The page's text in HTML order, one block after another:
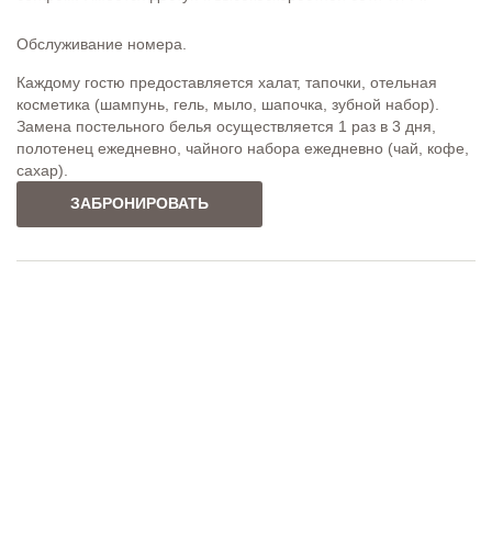
Обслуживание номера.
Каждому гостю предоставляется халат, тапочки, отельная
косметика (шампунь, гель, мыло, шапочка, зубной набор).
Замена постельного белья осуществляется 1 раз в 3 дня,
полотенец ежедневно, чайного набора ежедневно (чай, кофе,
сахар).
ЗАБРОНИРОВАТЬ